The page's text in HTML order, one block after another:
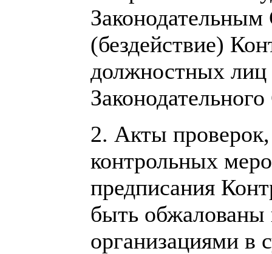
(бездействие)
должностных лиц
2. Акты
контрольных
предписания
быть
организациями в